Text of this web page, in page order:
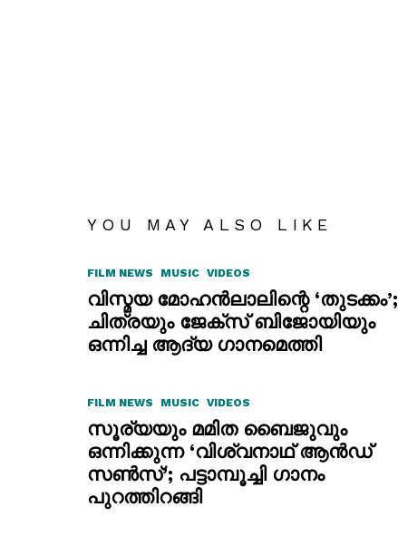
YOU MAY ALSO LIKE
FILM NEWS MUSIC VIDEOS
വിസ്മയ മോഹൻലാലിന്റെ ‘തുടക്കം’;
ചിത്രയും ജേക്സ് ബിജോയിയും
ഒന്നിച്ച ആദ്യ ഗാനമെത്തി
FILM NEWS MUSIC VIDEOS
സൂര്യയും മമിത ബൈജുവും
ഒന്നിക്കുന്ന ‘വിശ്വനാഥ് ആൻഡ്
സൺസ്’; പട്ടാമ്പൂച്ചി ഗാനം
പുറത്തിറങ്ങി